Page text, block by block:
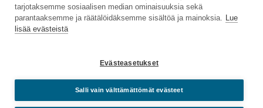
tarjotaksemme sosiaalisen median ominaisuuksia sekä
parantaaksemme ja räätälöidäksemme sisältöä ja mainoksia. Lue
lisää evästeistä
Evästeasetukset
Salli vain välttämättömät evästeet
Auta kehittämään sivustoa ja vastaa lyhyeen
kyselyyn.